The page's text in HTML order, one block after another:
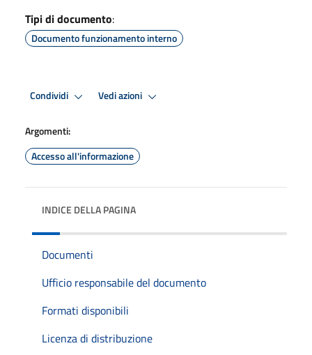
Tipi di documento:
Documento funzionamento interno
Condividi Vedi azioni
Argomenti:
Accesso all'informazione
INDICE DELLA PAGINA
Documenti
Ufficio responsabile del documento
Formati disponibili
Licenza di distribuzione